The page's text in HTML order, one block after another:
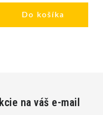
Do košíka
na váš e-mail